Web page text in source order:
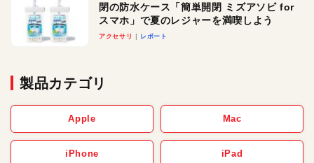
閉の防水ケース「簡単開閉 ミズアソビ for
スマホ」で夏のレジャーを満喫しよう
アクセサリ レポート
製品カテゴリ
Apple Mac
iPhone iPad